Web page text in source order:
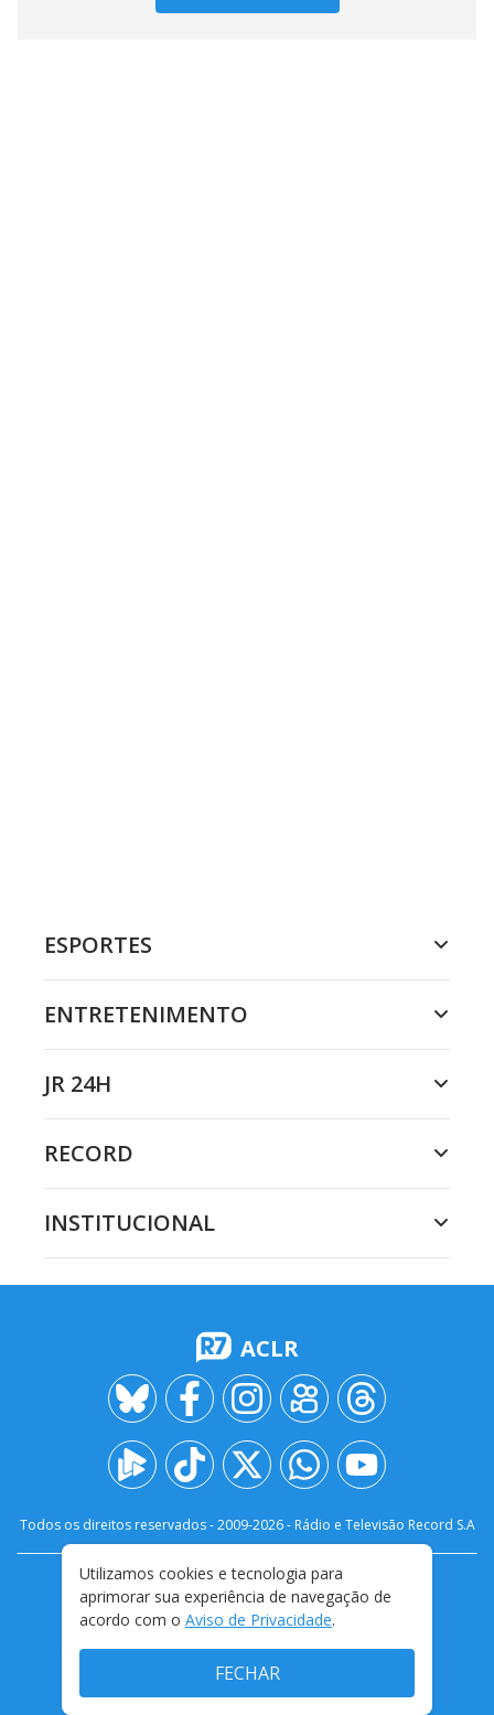
ESPORTES
ENTRETENIMENTO
JR 24H
RECORD
INSTITUCIONAL
ACLR
Todos os direitos reservados - 2009-2026- Rádio e Televisão Record S.A
FALE CONOSCO
PRIVACIDADE
TERMOS E CONDIÇÕES DE USO
Utilizamos cookies e tecnologia para
aprimorar sua experiência de navegação de
acordo com o Aviso de Privacidade.
FECHAR